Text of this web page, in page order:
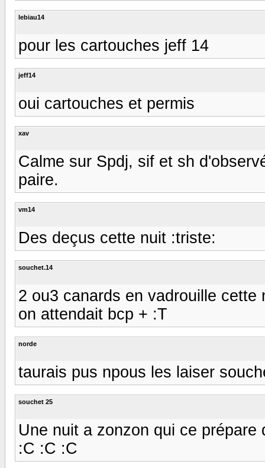
lebiau14
pour les cartouches jeff 14
jeff14
oui cartouches et permis
xav
Calme sur Spdj, sif et sh
paire.
vm14
Des deçus cette nuit :triste:
souchet.14
2 ou3 canards en vadrouille
on attendait bcp + :T
norde
taurais pus npous les laiser
souchet 25
Une nuit a zonzon qui ce
:C :C :C